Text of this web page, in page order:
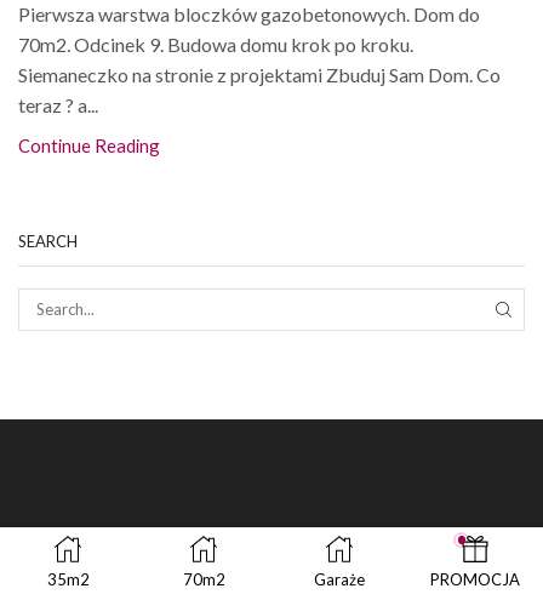
Pierwsza warstwa bloczków gazobetonowych. Dom do
70m2. Odcinek 9. Budowa domu krok po kroku.
Siemaneczko na stronie z projektami Zbuduj Sam Dom. Co
teraz ? a...
Continue Reading
SEARCH
35m2 70m2 Garaże PROMOCJA